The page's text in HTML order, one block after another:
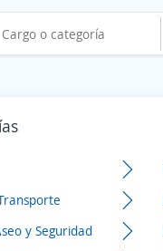
y Seguridad